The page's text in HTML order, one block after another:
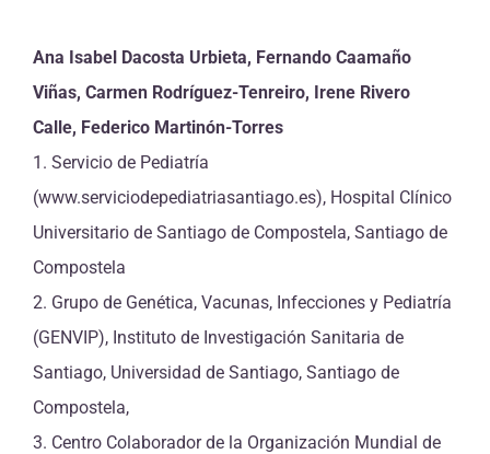
Ana Isabel Dacosta Urbieta, Fernando Caamaño
Viñas, Carmen Rodríguez-Tenreiro, Irene Rivero
Calle, Federico Martinón-Torres
1. Servicio de Pediatría
(www.serviciodepediatriasantiago.es), Hospital Clínico
Universitario de Santiago de Compostela, Santiago de
Compostela
2. Grupo de Genética, Vacunas, Infecciones y Pediatría
(GENVIP), Instituto de Investigación Sanitaria de
Santiago, Universidad de Santiago, Santiago de
Compostela,
3. Centro Colaborador de la Organización Mundial de